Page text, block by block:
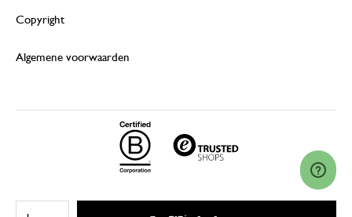
Copyright
Algemene voorwaarden
© 2026 Dille & Kamille (Nederland) B.V.